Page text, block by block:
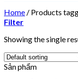
Home / Products
Filter
Showing the single
Sản phẩm